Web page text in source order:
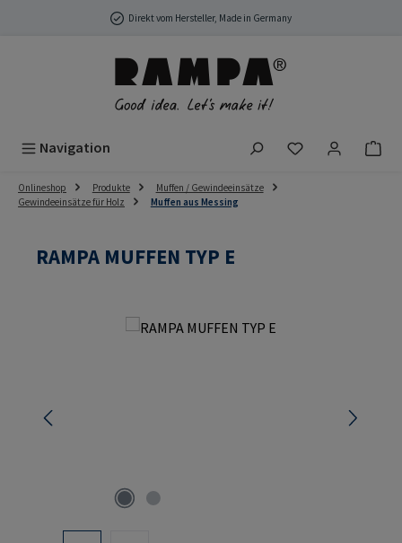
Zum Hauptinhalt springenDirekt vom Hersteller, Made in Germany
Navigation Du hast 0
Onlineshop Produkte
Muffen / Gewindeeinsätze
Gewindeeinsätze für Holz
Muffen aus Messing
RAMPA MUFFEN TYP E
Bildergalerie überspringen